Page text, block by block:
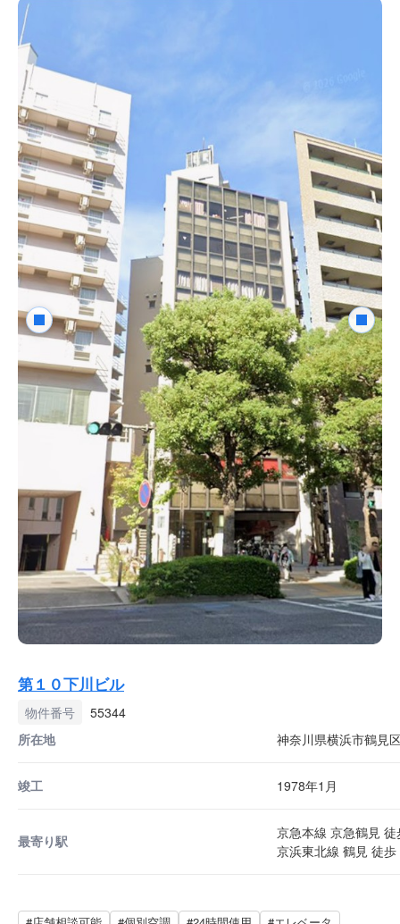
第１０下川ビル
物件番号
55344
所在地
神奈川県横浜市鶴見
竣工 1978年1月
最寄り駅
京急本線 京急鶴見
京浜東北線 鶴見 徒歩